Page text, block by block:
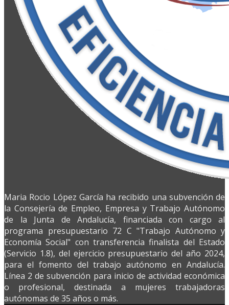
Maria Rocio López García ha recibido una subvención de
la Consejería de Empleo, Empresa y Trabajo Autónomo
de la Junta de Andalucía, financiada con cargo al
programa presupuestario 72 C "Trabajo Autónomo y
Economía Social" con transferencia finalista del Estado
(Servicio 1.8), del ejercicio presupuestario del año 2024,
para el fomento del trabajo autónomo en Andalucía.
Línea 2 de subvención para inicio de actividad económica
o profesional, destinada a mujeres trabajadoras
autónomas de 35 años o más.